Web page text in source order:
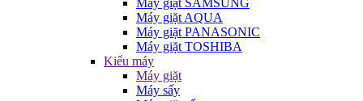
Máy giặt AQUA
Máy giặt PANASONIC
Máy giặt TOSHIBA
Kiểu máy
Máy giặt
Máy sấy